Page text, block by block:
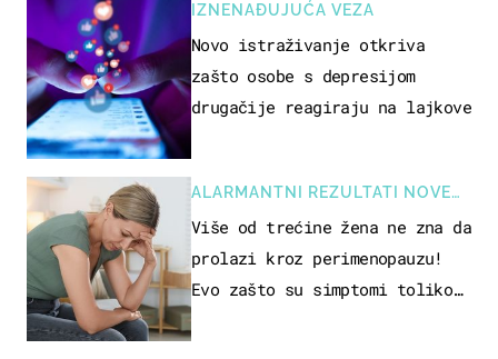
IZNENAĐUJUĆA VEZA
Novo istraživanje otkriva
zašto osobe s depresijom
drugačije reagiraju na lajkove
ALARMANTNI REZULTATI NOVE
STUDIJE
Više od trećine žena ne zna da
prolazi kroz perimenopauzu!
Evo zašto su simptomi toliko